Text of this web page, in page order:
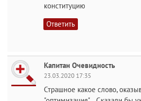
конституцию
Ответить
Капитан Очевидность
23.03.2020 17:35
Страшное какое слово,